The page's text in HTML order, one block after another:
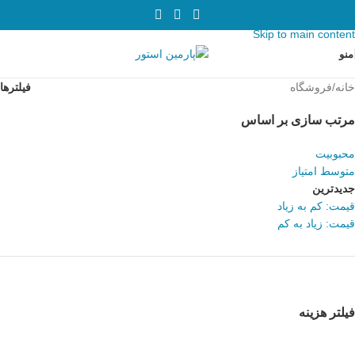
Skip to main content
منو
خانه فروشگاه فیلترها
مرتب سازی بر اساس
محبوبیت
متوسط امتیاز
جدیدترین
قیمت: کم به زیاد
قیمت: زیاد به کم
فیلتر هزینه